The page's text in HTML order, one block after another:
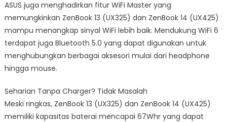
ASUS juga menghadirkan fitur WiFi Master yang
memungkinkan ZenBook 13 (UX325) dan ZenBook 14 (UX425)
mampu menangkap sinyal WiFi lebih baik. Mendukung WiFi 6
terdapat juga Bluetooth 5.0 yang dapat digunakan untuk
menghubungkan berbagai aksesori mulai dari headphone
hingga mouse.
Seharian Tanpa Charger? Tidak Masalah
Meski ringkas, ZenBook 13 (UX325) dan ZenBook 14 (UX425)
memiliki kapasitas baterai mencapai 67Whr yang dapat